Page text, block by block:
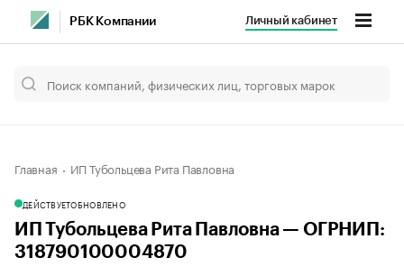
РБК Компании Личный кабинет
Главная ИП Тубольцева Рита Павловна
ДЕЙСТВУЕТОБНОВЛЕНО
ИП Тубольцева Рита Павловна — ОГРНИП:
318790100004870